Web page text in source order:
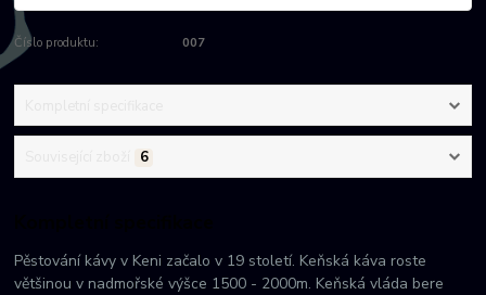
Číslo produktu: 007
6
Pěstování kávy v Keni začalo v 19 století. Keňská káva roste
většinou v nadmořské výšce 1500 - 2000m. Keňská vláda bere